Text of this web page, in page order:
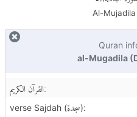
Al-
Quran
al-Mugadila
القرآن الكريم:
verse Sajdah (سجدة):